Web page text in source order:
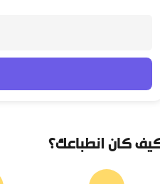
كان انطباعك؟